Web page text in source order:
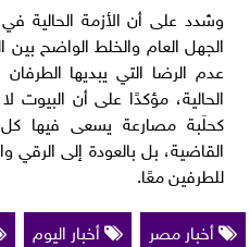
وشدد على أن الأزمة الحالية
الجهل العام والخلط الواضح بين
عدم الرضا التي يبديها الطرفان
الحالية، مؤكدًا على أن البيوت
كحلَبة مصارعة يسعى فيها
القاضية، بل بالعودة إلى الرقي
للطرفين معًا.
أخبار مصر
أخبار اليوم